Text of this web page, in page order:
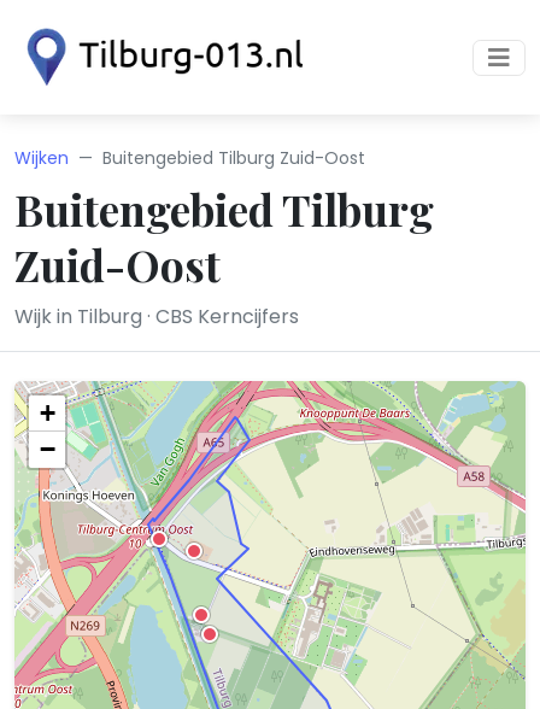
Wijken Buitengebied Tilburg Zuid-Oost
Buitengebied Tilburg
Zuid-Oost
Wijk in Tilburg · CBS Kerncijfers
+
−